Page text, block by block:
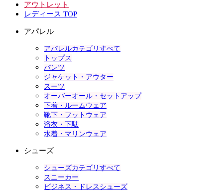
アウトレット
レディース TOP
アパレル
アパレルカテゴリすべて
トップス
パンツ
ジャケット・アウター
スーツ
オーバーオール・セットアップ
下着・ルームウェア
靴下・フットウェア
浴衣・下駄
水着・マリンウェア
シューズ
シューズカテゴリすべて
スニーカー
ビジネス・ドレスシューズ